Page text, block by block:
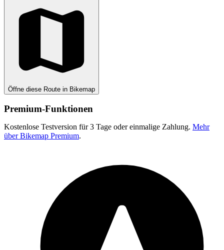
Öffne diese Route in Bikemap
Premium-Funktionen
Kostenlose Testversion für 3 Tage oder einmalige Zahlung. Mehr
über Bikemap Premium.